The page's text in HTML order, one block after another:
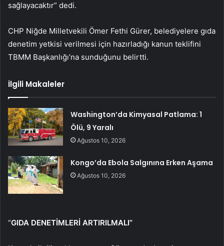
sağlayacaktır” dedi.
CHP Niğde Milletvekili Ömer Fethi Gürer, belediyelere gıda
denetim yetkisi verilmesi için hazırladığı kanun teklifini
TBMM Başkanlığı’na sunduğunu belirtti.
İlgili Makaleler
Washington’da Kimyasal Patlama: 1
Ölü, 9 Yaralı
Ağustos 10, 2026
Kongo’da Ebola Salgınına Erken Aşama
Ağustos 10, 2026
“GIDA DENETİMLERİ ARTIRILMALI”